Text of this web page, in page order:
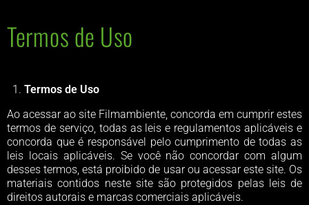
Termos de Uso
Termos de Uso
Ao acessar ao site Filmambiente, concorda em cumprir estes
termos de serviço, todas as leis e regulamentos aplicáveis ​​e
concorda que é responsável pelo cumprimento de todas as
leis locais aplicáveis. Se você não concordar com algum
desses termos, está proibido de usar ou acessar este site. Os
materiais contidos neste site são protegidos pelas leis de
direitos autorais e marcas comerciais aplicáveis.